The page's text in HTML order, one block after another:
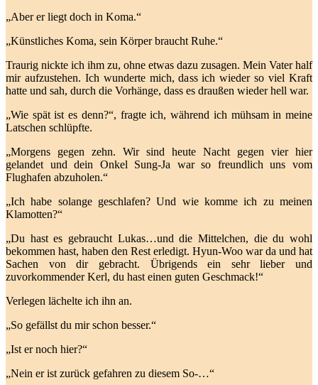
„Aber er liegt doch in Koma.“
„Künstliches Koma, sein Körper braucht Ruhe.“
Traurig nickte ich ihm zu, ohne etwas dazu zusagen. Mein Vater half
mir aufzustehen. Ich wunderte mich, dass ich wieder so viel Kraft
hatte und sah, durch die Vorhänge, dass es draußen wieder hell war.
„Wie spät ist es denn?“, fragte ich, während ich mühsam in meine
Latschen schlüpfte.
„Morgens gegen zehn. Wir sind heute Nacht gegen vier hier
gelandet und dein Onkel Sung-Ja war so freundlich uns vom
Flughafen abzuholen.“
„Ich habe solange geschlafen? Und wie komme ich zu meinen
Klamotten?“
„Du hast es gebraucht Lukas…und die Mittelchen, die du wohl
bekommen hast, haben den Rest erledigt. Hyun-Woo war da und hat
Sachen von dir gebracht. Übrigends ein sehr lieber und
zuvorkommender Kerl, du hast einen guten Geschmack!“
Verlegen lächelte ich ihn an.
„So gefällst du mir schon besser.“
„Ist er noch hier?“
„Nein er ist zurück gefahren zu diesem So-…“